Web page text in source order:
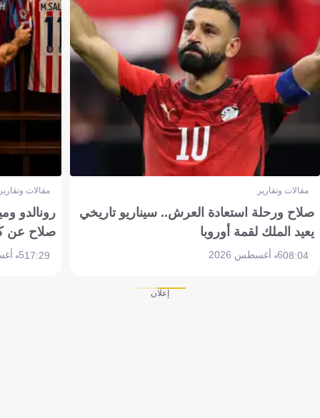
مقالات وتقارير
صلاح ورحلة استعادة العرش.. سيناريو تاريخي
يعيد الملك لقمة أوروبا
08:046 أغسطس 2026
مقالات
رونالدو
صلاح عن
17:295 أغسطس 2026
إعلان